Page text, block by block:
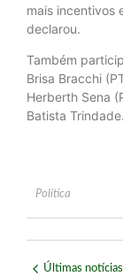
mais incentivos
declarou.
Também
Brisa Bracchi
Herberth Sena
Batista Trindade.
Política
Últimas notícias